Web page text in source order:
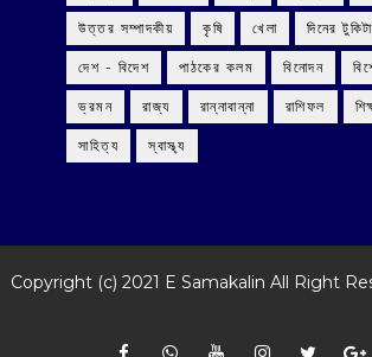
উত্তর সম্পাদকীয় কৃষি খেলা দিনের
দেশ - বিদেশ পাঠকের কলম বিনোদন
ভ্রমন রাজ্য রান্নাবান্না রাশিফল
সাহিত্য স্বাস্থ্য
Copyright (c) 2021 E Samakalin All Right